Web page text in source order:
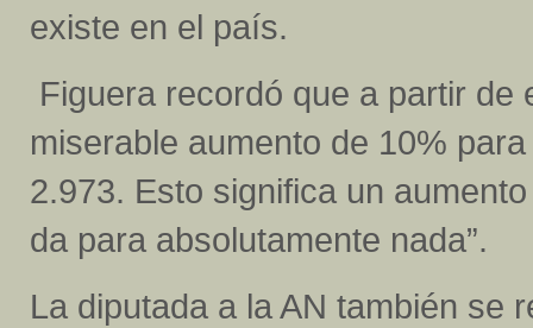
existe en el país.
Figuera recordó que a partir
miserable aumento de 10%
2.973. Esto significa un
da para absolutamente nada”.
La diputada a la AN también se